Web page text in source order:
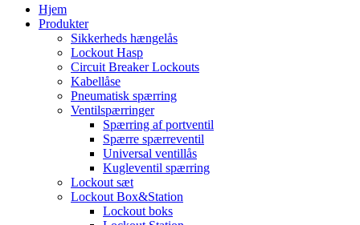
Hjem
Produkter
Sikkerheds hængelås
Lockout Hasp
Circuit Breaker Lockouts
Kabellåse
Pneumatisk spærring
Ventilspærringer
Spærring af portventil
Spærre spærreventil
Universal ventillås
Kugleventil spærring
Lockout sæt
Lockout Box&Station
Lockout boks